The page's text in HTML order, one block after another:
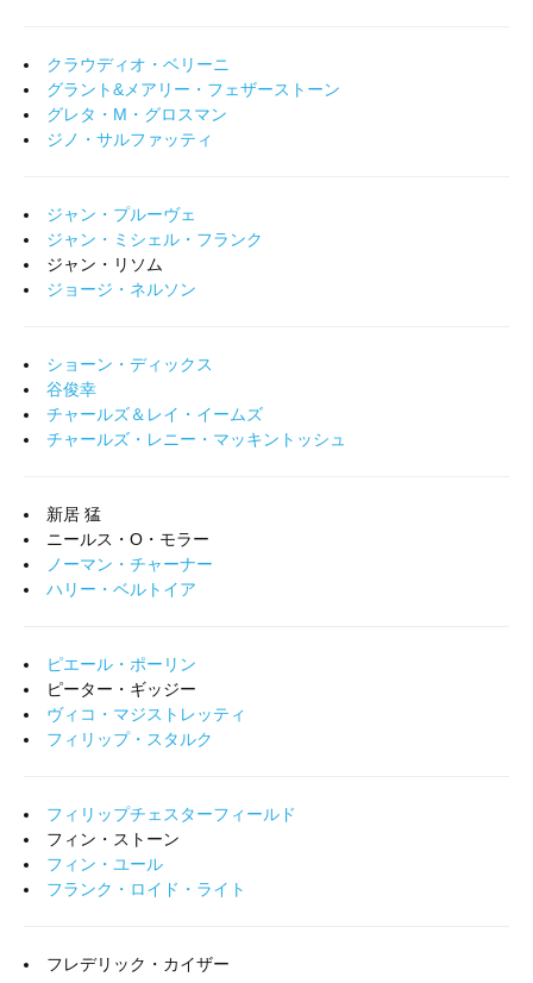
クラウディオ・ベリーニ
グラント&メアリー・フェザーストーン
グレタ・M・グロスマン
ジノ・サルファッティ
ジャン・プルーヴェ
ジャン・ミシェル・フランク
ジャン・リソム
ジョージ・ネルソン
ショーン・ディックス
谷俊幸
チャールズ＆レイ・イームズ
チャールズ・レニー・マッキントッシュ
新居 猛
ニールス・O・モラー
ノーマン・チャーナー
ハリー・ベルトイア
ピエール・ポーリン
ピーター・ギッジー
ヴィコ・マジストレッティ
フィリップ・スタルク
フィリップチェスターフィールド
フィン・ストーン
フィン・ユール
フランク・ロイド・ライト
フレデリック・カイザー